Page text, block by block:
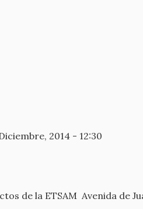
2014 - 12:30
de la ETSAM Avenida de